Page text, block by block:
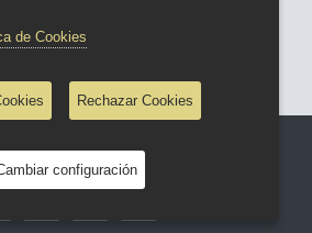
Comercial Lata
de Cookies
Rechazar Cookies
configuración